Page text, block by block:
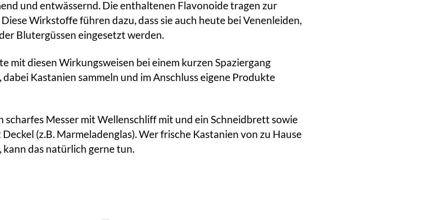
und entwässernd. Die enthaltenen Flavonoide tragen zur
Wirkstoffe führen dazu, dass sie auch heute bei Venenleiden,
Blutergüssen eingesetzt werden.
mit diesen Wirkungsweisen bei einem kurzen Spaziergang
Kastanien sammeln und im Anschluss eigene Produkte
scharfes Messer mit Wellenschliff mit und ein Schneidbrett sowie
(z.B. Marmeladenglas). Wer frische Kastanien von zu Hause
das natürlich gerne tun.